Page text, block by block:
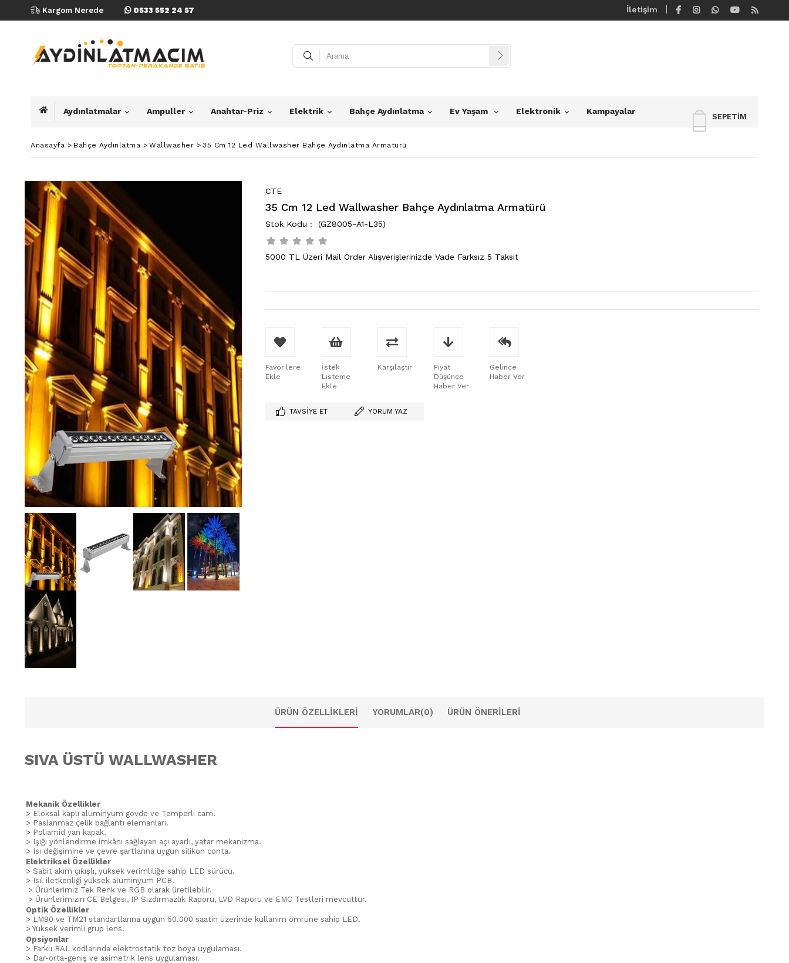
Kargom Nerede 0533 552 24 57 İletişim
SEPETIM
Aydınlatmalar Ampuller Anahtar-Priz Elektrik Bahçe Aydınlatma Ev Yaşam Elektronik Kampayalar
Anasayfa > Bahçe Aydınlatma > Wallwasher > 35 Cm 12 Led Wallwasher Bahçe Aydınlatma Armatürü
CTE
35 Cm 12 Led Wallwasher Bahçe Aydınlatma Armatürü
(GZ8005-A1-L35)
5000 TL Üzeri Mail Order Alışverişlerinizde Vade Farksız 5 Taksit
Favorilere
Ekle
İstek
Listeme
Ekle
Karşılaştır
Fiyat
Düşünce
Haber Ver
Gelince
Haber Ver
TAVSIYE ET YORUM YAZ
ÜRÜN ÖZELLIKLERI YORUMLAR(0) ÜRÜN ÖNERILERI
SIVA ÜSTÜ WALLWASHER
Mekanik Özellikler
> Eloksal kaplı alüminyum gövde ve Temperli cam.
> Paslanmaz çelik bağlantı elemanları.
> Poliamid yan kapak.
> Işığı yönlendirme imkânı sağlayan açı ayarlı, yatar mekanizma.
> Isı değişimine ve çevre şartlarına uygun silikon conta.
Elektriksel Özellikler
> Sabit akım çıkışlı, yüksek verimliliğe sahip LED sürücü.
> Isıl iletkenliği yüksek alüminyum PCB.
> Ürünlerimiz Tek Renk ve RGB olarak üretilebilir.
> Ürünlerimizin CE Belgesi, IP Sızdırmazlık Raporu, LVD Raporu ve EMC Testleri mevcuttur.
Optik Özellikler
> LM80 ve TM21 standartlarına uygun 50.000 saatin üzerinde kullanım ömrüne sahip LED.
> Yüksek verimli grup lens.
Opsiyonlar
> Farklı RAL kodlarında elektrostatik toz boya uygulaması.
> Dar-orta-geniş ve asimetrik lens uygulaması.